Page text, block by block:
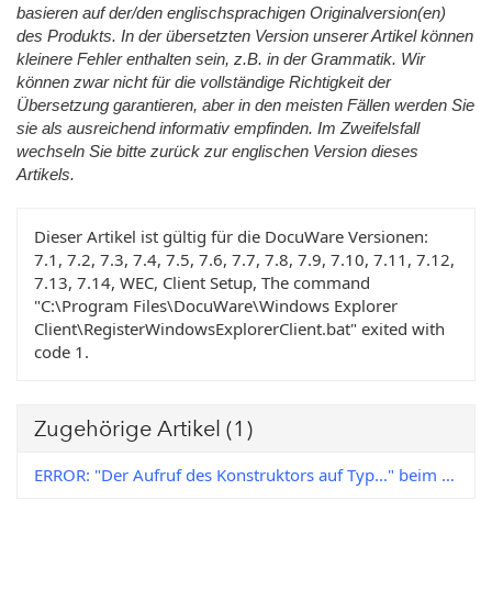
basieren auf der/den englischsprachigen Originalversion(en)
des Produkts. In der übersetzten Version unserer Artikel können
kleinere Fehler enthalten sein, z.B. in der Grammatik. Wir
können zwar nicht für die vollständige Richtigkeit der
Übersetzung garantieren, aber in den meisten Fällen werden Sie
sie als ausreichend informativ empfinden. Im Zweifelsfall
wechseln Sie bitte zurück zur englischen Version dieses
Artikels.
Dieser Artikel ist gültig für die DocuWare Versionen:
7.1, 7.2, 7.3, 7.4, 7.5, 7.6, 7.7, 7.8, 7.9, 7.10, 7.11, 7.12,
7.13, 7.14, WEC, Client Setup, The command
"C:\Program Files\DocuWare\Windows Explorer
Client\RegisterWindowsExplorerClient.bat" exited with
code 1.
Zugehörige Artikel (1)
ERROR: "Der Aufruf des Konstruktors auf Typ..." beim Versuch, in DocuWare zu drucken